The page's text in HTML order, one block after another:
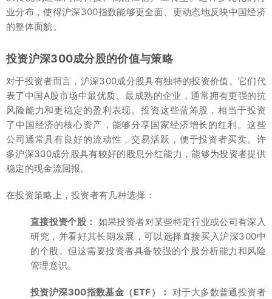
业分布，使得沪深300指数能够更全面、更动态地反映中国经济
的整体面貌。
投资沪深300成分股的价值与策略
对于投资者而言，沪深300成分股具有独特的投资价值。它们代
表了中国A股市场中最优质、最成熟的企业，通常拥有更强的抗
风险能力和更稳定的盈利表现。投资这些蓝筹股，相当于投资
了中国经济的核心资产，能够分享国家经济增长的红利。这些
公司通常具有良好的流动性，交易活跃，便于投资者买卖。许
多沪深300成分股具有较好的股息分红能力，能够为投资者提供
稳定的现金流回报。
在投资策略上，投资者有几种选择：
直接投资个股： 如果投资者对某些特定行业或公司有深入
研究，并看好其长期发展，可以选择直接买入沪深300中
的个股。但这需要投资者具备较强的个股分析能力和风险
管理意识。
投资沪深300指数基金（ETF）： 对于大多数普通投资者